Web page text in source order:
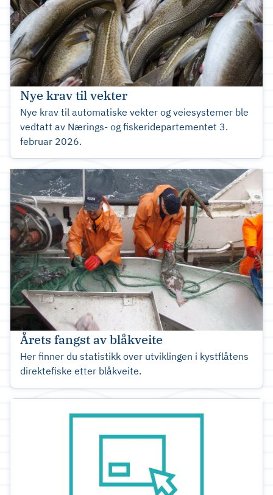
Nye krav til vekter
Nye krav til automatiske vekter og veiesystemer ble
vedtatt av Nærings- og fiskeridepartementet 3.
februar 2026.
Årets fangst av blåkveite
Her finner du statistikk over utviklingen i kystflåtens
direktefiske etter blåkveite.